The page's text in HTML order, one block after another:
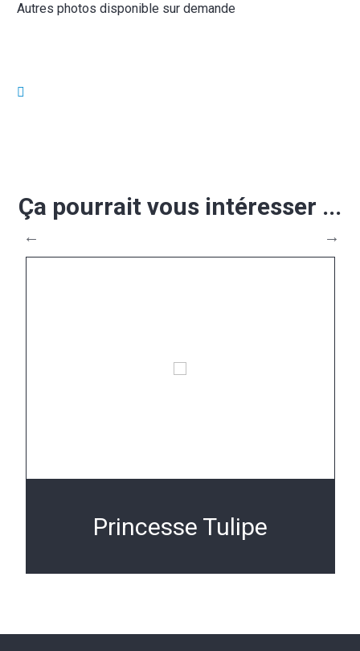
Autres photos disponible sur demande
Ça pourrait vous intéresser ...
Princesse Tulipe